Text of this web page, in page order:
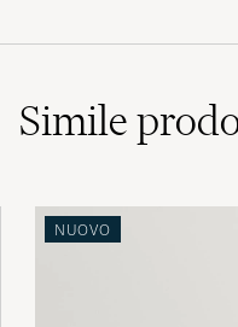
Simile
NUOVO